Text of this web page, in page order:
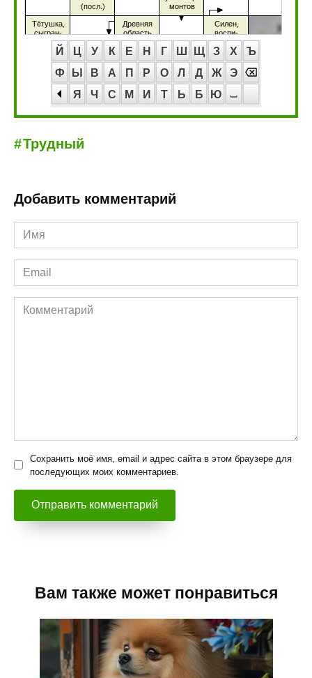
Й Ц У К Е Н Г Ш Щ З Х
Ъ
Ф
Ы В А П Р О Л Д Ж
Э
Я
Ч С М И Т Ь Б Ю
Трудный
Добавить комментарий
Имя
*
Email
*
Комментарий
Сохранить моё имя, email и адрес сайта в этом браузере для
последующих моих комментариев.
Вам также может понравиться